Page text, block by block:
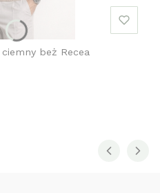
beż Recea